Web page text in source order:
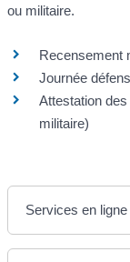
ou militaire.
Recensement
Journée
Attestation
militaire)
Services en